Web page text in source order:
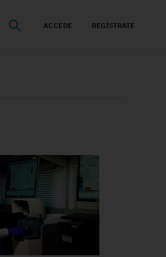
ACCEDE REGÍSTRATE